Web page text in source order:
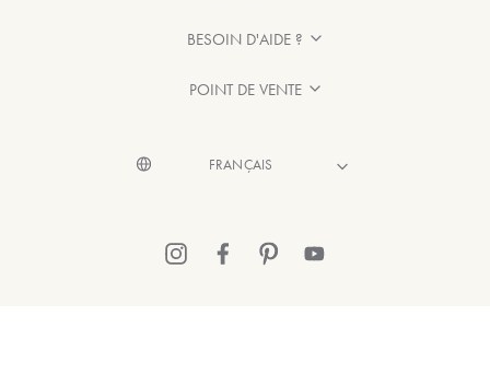
BESOIN D'AIDE ?
POINT DE VENTE